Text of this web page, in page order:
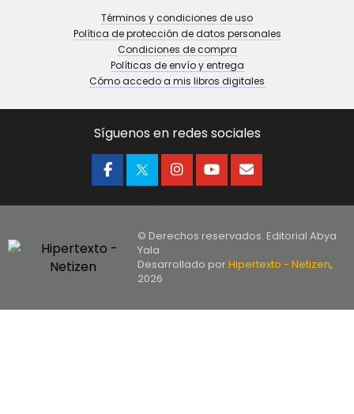
Términos y condiciones de uso
Política de protección de datos personales
Condiciones de compra
Políticas de envío y entrega
Cómo accedo a mis libros digitales
Síguenos en redes sociales
© Derechos reservados. Editorial Abya
Yala
Desarrollado porHipertexto - Netizen,
2026